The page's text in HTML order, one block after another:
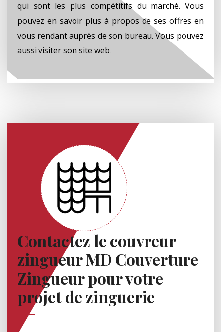
qui sont les plus compétitifs du marché. Vous
pouvez en savoir plus à propos de ses offres en
vous rendant auprès de son bureau. Vous pouvez
aussi visiter son site web.
Contactez le couvreur
zingueur MD Couverture
Zingueur pour votre
projet de zinguerie